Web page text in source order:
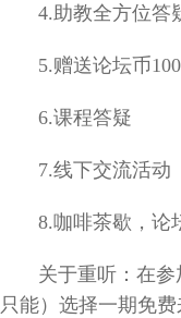
4.助教全方位答
5.赠送论坛币
6.课程答疑
7.线下交流活动
8.咖啡茶歇，论
关于重听：在
只能）选择一期免费